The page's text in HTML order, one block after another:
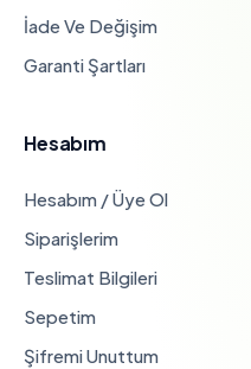
İade Ve Değişim
Garanti Şartları
Hesabım
Hesabım / Üye Ol
Siparişlerim
Teslimat Bilgileri
Sepetim
Şifremi Unuttum